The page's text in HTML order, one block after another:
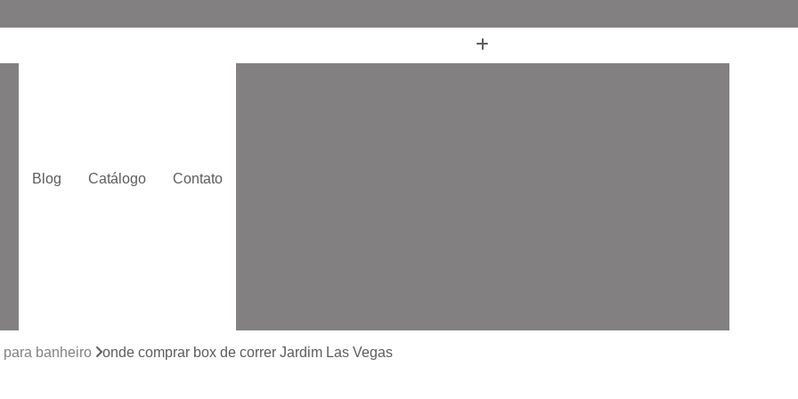
Blog Catálogo Contato
Box de Vidro Sanfonado ABC
para banheiro onde comprar box de correr Jardim Las Vegas